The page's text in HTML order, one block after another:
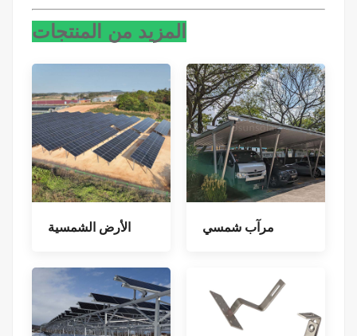
المزيد من المنتجات
الأرض الشمسية مرآب شمسي